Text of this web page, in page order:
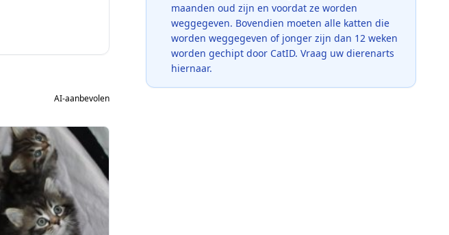
AI-aanbevolen
maanden oud zijn en voordat ze worden
weggegeven. Bovendien moeten alle katten die
worden weggegeven of jonger zijn dan 12 weken
worden gechipt door CatID. Vraag uw dierenarts
hiernaar.